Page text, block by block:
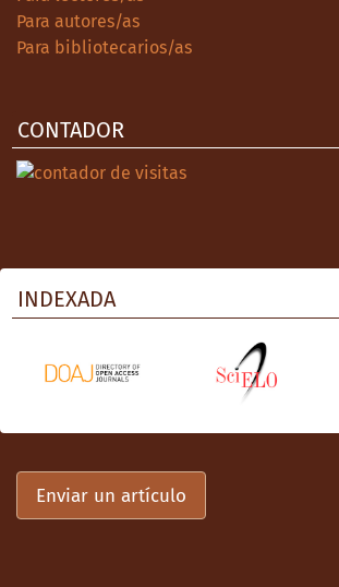
Para autores/as
Para bibliotecarios/as
CONTADOR
INDEXADA
Enviar un artículo